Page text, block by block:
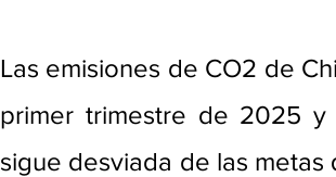
Las emisiones de CO2 de
primer trimestre de 2025 y
sigue desviada de las